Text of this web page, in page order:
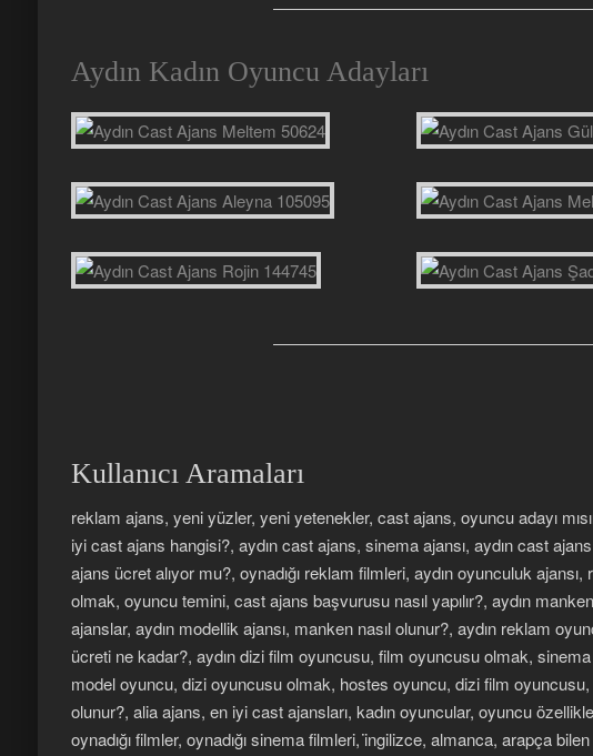
Aydın Kadın Oyuncu Adayları
Kullanıcı Aramaları
reklam ajans, yeni yüzler, yeni yetenekler, cast ajans, oyuncu adayı
iyi cast ajans hangisi?, aydın cast ajans, sinema ajansı, aydın cast
ajans ücret alıyor mu?, oynadığı reklam filmleri, aydın oyunculuk
olmak, oyuncu temini, cast ajans başvurusu nasıl yapılır?, aydın
ajanslar, aydın modellik ajansı, manken nasıl olunur?, aydın reklam
ücreti ne kadar?, aydın dizi film oyuncusu, film oyuncusu olmak,
model oyuncu, dizi oyuncusu olmak, hostes oyuncu, dizi film oyuncusu,
olunur?, alia ajans, en iyi cast ajansları, kadın oyuncular, oyuncu
oynadığı filmler, oynadığı sinema filmleri, i̇ngilizce, almanca, arapça